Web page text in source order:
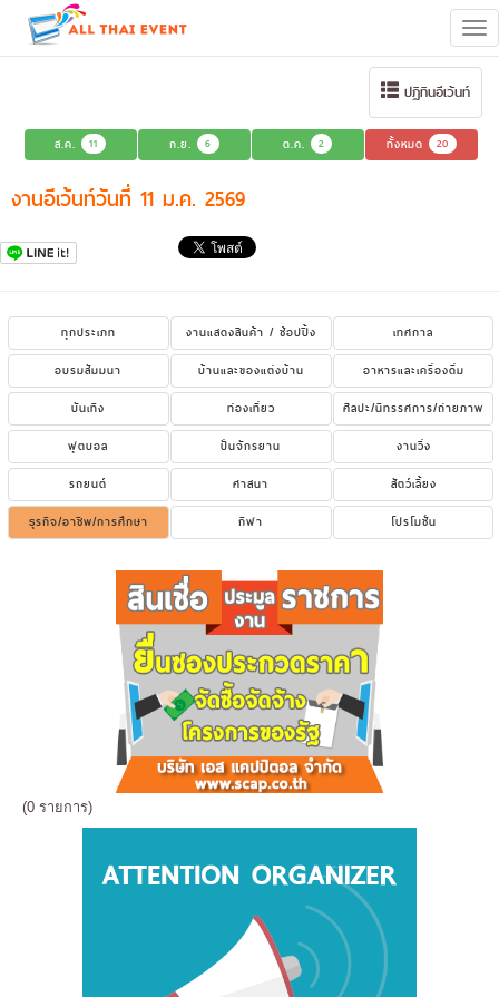
ปฏิทินอีเว้นท์
ส.ค. 11 ก.ย. 6 ต.ค. 2 ทั้งหมด 20
งานอีเว้นท์วันที่ 11 ม.ค. 2569
ทุกประเภท งานแสดงสินค้า / ช้อปปิ้ง
เทศกาล
อบรมสัมมนา
บ้านและของแต่งบ้าน
อาหารและเครื่องดื่ม
บันเทิง
ท่องเที่ยว
ศิลปะ/นิทรรศการ/ถ่ายภาพ
ฟุตบอล
ปั่นจักรยาน
งานวิ่ง
รถยนต์
ศาสนา
สัตว์เลี้ยง
ธุรกิจ/อาชีพ/การศึกษา
กีฬา โปรโมชั่น
(0 รายการ)